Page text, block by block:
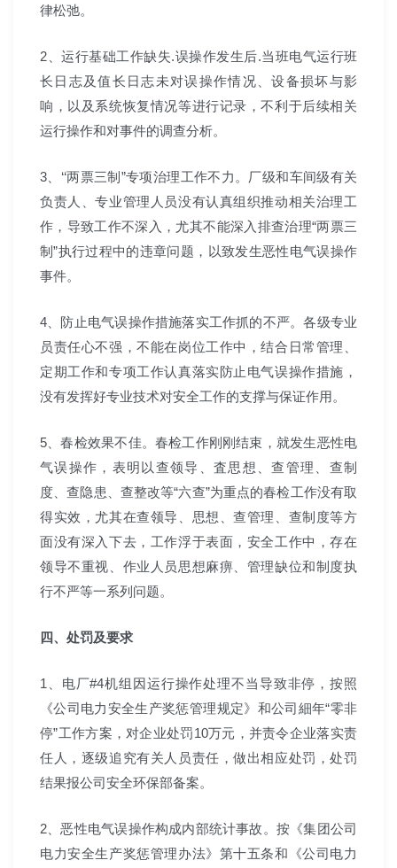
律松弛。
2、运行基础工作缺失.误操作发生后.当班电气运行班
长日志及值长日志未对误操作情况、设备损坏与影
响，以及系统恢复情况等进行记录，不利于后续相关
运行操作和对事件的调查分析。
3、‘‘两票三制”专项治理工作不力。厂级和车间级有关
负责人、专业管理人员没有认真组织推动相关治理工
作，导致工作不深入，尤其不能深入排查治理“两票三
制”执行过程中的违章问题，以致发生恶性电气误操作
事件。
4、防止电气误操作措施落实工作抓的不严。各级专业
员责任心不强，不能在岗位工作中，结合日常管理、
定期工作和专项工作认真落实防止电气误操作措施，
没有发挥好专业技术对安全工作的支撑与保证作用。
5、春检效果不佳。春检工作刚刚结束，就发生恶性电
气误操作，表明以查领导、査思想、查管理、查制
度、查隐患、查整改等“六查”为重点的春检工作没有取
得实效，尤其在查领导、思想、查管理、查制度等方
面没有深入下去，工作浮于表面，安全工作中，存在
领导不重视、作业人员思想麻痹、管理缺位和制度执
行不严等一系列问题。
四、处罚及要求
1、电厂#4机组因运行操作处理不当导致非停，按照
《公司电力安全生产奖惩管理规定》和公司細年“零非
停”工作方案，对企业处罚10万元，并责令企业落实责
任人，逐级追究有关人员责任，做出相应处罚，处罚
结果报公司安全环保部备案。
2、恶性电气误操作构成内部统计事故。按《集团公司
电力安全生产奖惩管理办法》第十五条和《公司电力